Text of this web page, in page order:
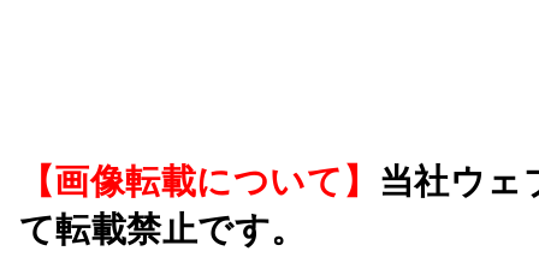
【画像転載について】 当社ウェ
て転載禁止です。